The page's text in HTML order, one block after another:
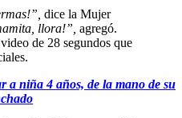
dice la Mujer
llora!”, agregó.
de 28 segundos que
a niña 4 años, de la mano de su